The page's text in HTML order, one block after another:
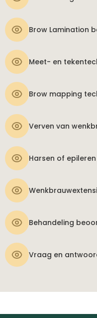
Brow Lamination
Meet- en
Brow mapping
Verven van
Harsen of epileren
Behandeling
Vraag en